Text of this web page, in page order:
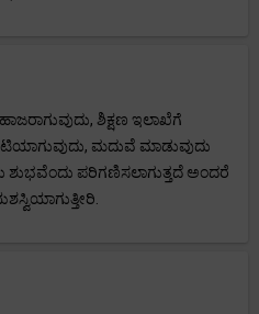
ಶಿಕ್ಷಣ ಇಲಾಖೆಗೆ
ಮದುವೆ ಮಾಡುವುದು
ಶುಭವೆಂದು ಪರಿಗಣಿಸಲಾಗುತ್ತದೆ ಅಂದರೆ